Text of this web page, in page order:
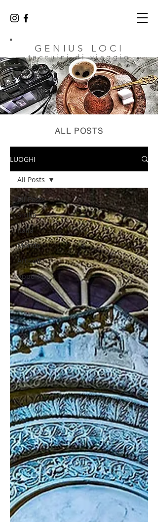
GENIUS LOCI
taccuini di viaggio
ALL POSTS
LUOGHI
All Posts
Sicilia
Italia
Mondo
Articoli
Appunti
All Posts